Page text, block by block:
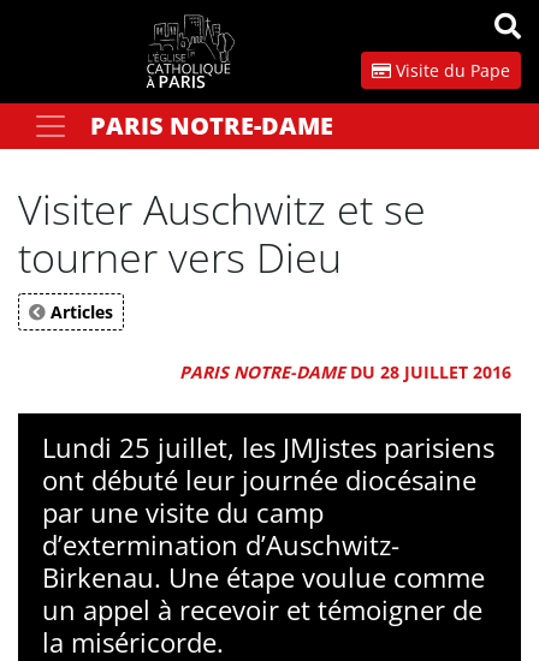
Visite du Pape
Votre recherchePARIS NOTRE-DAME
Visiter Auschwitz et se
tourner vers Dieu
Articles
PARIS NOTRE-DAMEDU 28 JUILLET 2016
Lundi 25 juillet, les JMJistes parisiens
ont débuté leur journée diocésaine
par une visite du camp
d’extermination d’Auschwitz-
Birkenau. Une étape voulue comme
un appel à recevoir et témoigner de
la miséricorde.
Panneau de gestion des cookies